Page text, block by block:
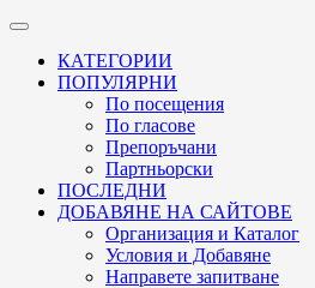
КАТЕГОРИИ
ПОПУЛЯРНИ
По посещения
По гласове
Препоръчани
Партньорски
ПОСЛЕДНИ
ДОБАВЯНЕ НА САЙТОВЕ
Организация и Каталог
Условия и Добавяне
Направете запитване